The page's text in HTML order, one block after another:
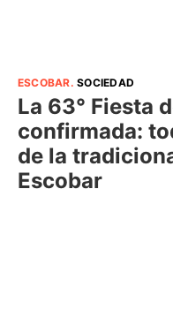
ESCOBAR.SOCIEDAD
La 63° Fiesta
confirmada:
de la
Escobar